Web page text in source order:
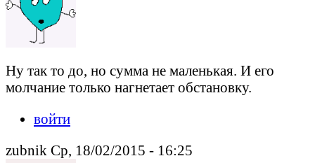
Ну так то до, но сумма не маленькая. И его
молчание только нагнетает обстановку.
войти
zubnik Ср, 18/02/2015 - 16:25